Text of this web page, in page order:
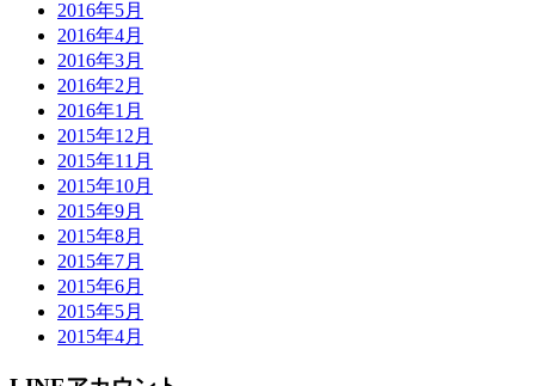
2016年5月
2016年4月
2016年3月
2016年2月
2016年1月
2015年12月
2015年11月
2015年10月
2015年9月
2015年8月
2015年7月
2015年6月
2015年5月
2015年4月